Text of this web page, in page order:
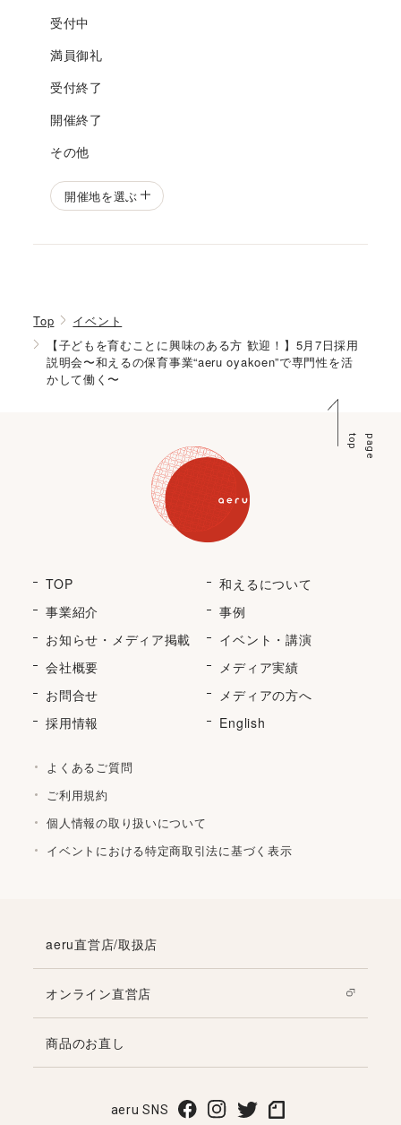
受付中
満員御礼
受付終了
開催終了
その他
開催地を選ぶ
Top
イベント
【子どもを育むことに興味のある方 歓迎！】5月7日採用
説明会〜和えるの保育事業“aeru oyakoen”で専門性を活
かして働く〜
p
a
g
e
t
o
p
TOP
和えるについて
事業紹介
事例
お知らせ・メディア掲載
イベント・講演
会社概要
メディア実績
お問合せ
メディアの方へ
採用情報
English
よくあるご質問
ご利用規約
個人情報の取り扱いについて
イベントにおける特定商取引法に基づく表示
aeru直営店/取扱店
オンライン直営店
商品のお直し
aeru SNS